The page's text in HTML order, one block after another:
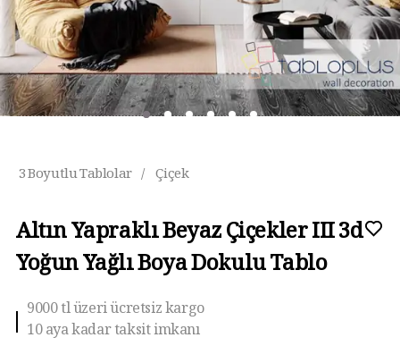
3 Boyutlu Tablolar / Çiçek
Altın Yapraklı Beyaz Çiçekler III 3d
Yoğun Yağlı Boya Dokulu Tablo
10 aya kadar taksit imkanı